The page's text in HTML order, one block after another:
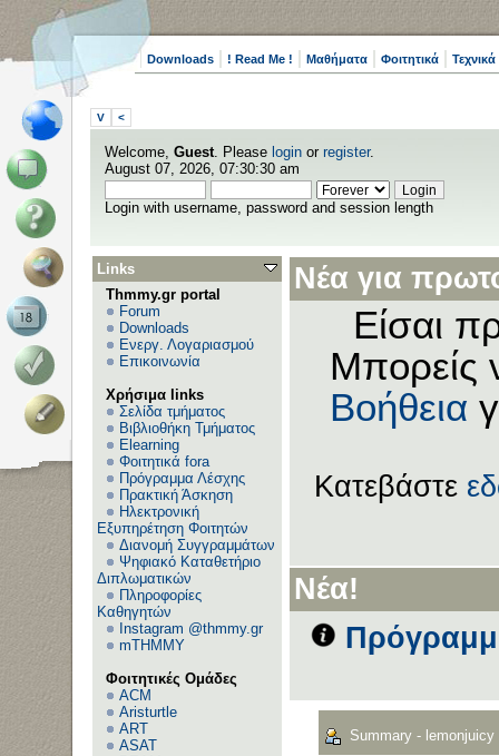
Downloads ! Read Me ! Μαθήματα Φοιτητικά
V <
Welcome, Guest. Please login or register.
August 07, 2026, 07:30:30 am
Login with username, password and session length
Links
Thmmy.gr portal
Forum
Downloads
Ενεργ. Λογαριασμού
Επικοινωνία
Χρήσιμα links
Σελίδα τμήματος
Βιβλιοθήκη Τμήματος
Elearning
Φοιτητικά fora
Πρόγραμμα Λέσχης
Πρακτική Άσκηση
Ηλεκτρονική
Εξυπηρέτηση Φοιτητών
Διανομή Συγγραμμάτων
Ψηφιακό Καταθετήριο
Διπλωματικών
Πληροφορίες
Καθηγητών
Instagram @thmmy.gr
mTHMMY
Φοιτητικές Ομάδες
ACM
Aristurtle
ART
ASAT
Νέα για
Είσαι
Μπορείς
Βοήθεια
Κατεβάστε
Νέα!
Summary - lemonjuicy